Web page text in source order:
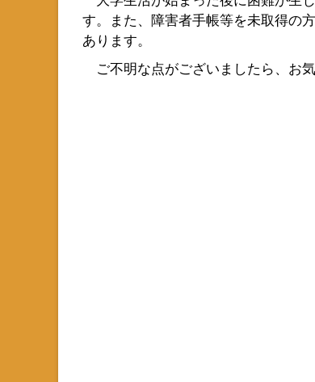
す。また、障害者手帳等を未取得の
あります。
ご不明な点がございましたら、お